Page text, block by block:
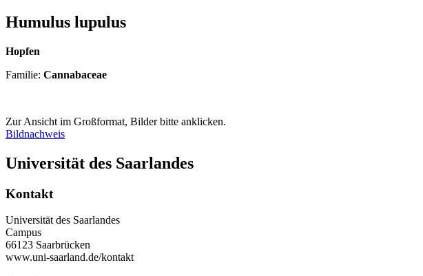
Humulus lupulus
Hopfen
Familie: Cannabaceae
Zur Ansicht im Großformat, Bilder bitte anklicken.
Bildnachweis
Universität des Saarlandes
Kontakt
Universität des Saarlandes
Campus
66123 Saarbrücken
www.uni-saarland.de/kontakt